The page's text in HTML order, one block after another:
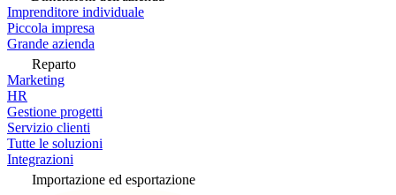
Imprenditore individuale
Piccola impresa
Grande azienda
Reparto
Marketing
HR
Gestione progetti
Servizio clienti
Tutte le soluzioni
Integrazioni
Importazione ed esportazione